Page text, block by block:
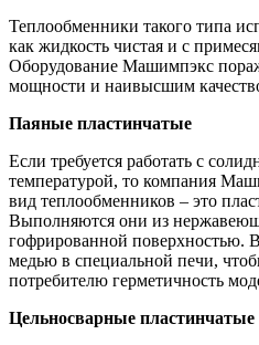
Теплообменники такого типа
как жидкость чистая и с
Оборудование Машимпэкс
мощности и наивысшим
Паяные пластинчатые
Если требуется работать с
температурой, то компания
вид теплообменников – это
Выполняются они из
гофрированной поверхностью.
медью в специальной печи,
потребителю герметичность
Цельносварные пластинчатые